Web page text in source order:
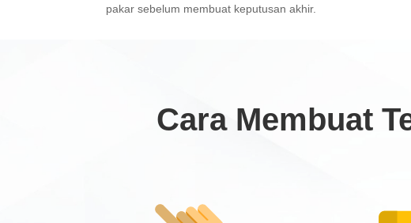
pakar sebelum membuat keputusan akhir.
Cara Membuat